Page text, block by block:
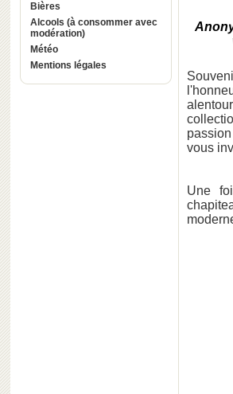
Bières
Alcools (à consommer avec
modération)
Météo
Mentions légales
vous
Une